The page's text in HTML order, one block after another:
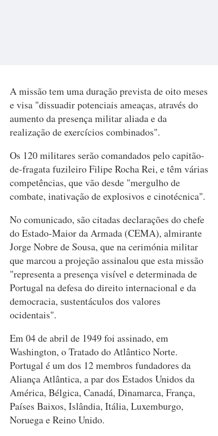
A missão tem uma duração prevista de oito meses
e visa "dissuadir potenciais ameaças, através do
aumento da presença militar aliada e da
realização de exercícios combinados".
Os 120 militares serão comandados pelo capitão-
de-fragata fuzileiro Filipe Rocha Rei, e têm várias
competências, que vão desde "mergulho de
combate, inativação de explosivos e cinotécnica".
No comunicado, são citadas declarações do chefe
do Estado-Maior da Armada (CEMA), almirante
Jorge Nobre de Sousa, que na cerimónia militar
que marcou a projeção assinalou que esta missão
"representa a presença visível e determinada de
Portugal na defesa do direito internacional e da
democracia, sustentáculos dos valores
ocidentais".
Em 04 de abril de 1949 foi assinado, em
Washington, o Tratado do Atlântico Norte.
Portugal é um dos 12 membros fundadores da
Aliança Atlântica, a par dos Estados Unidos da
América, Bélgica, Canadá, Dinamarca, França,
Países Baixos, Islândia, Itália, Luxemburgo,
Noruega e Reino Unido.